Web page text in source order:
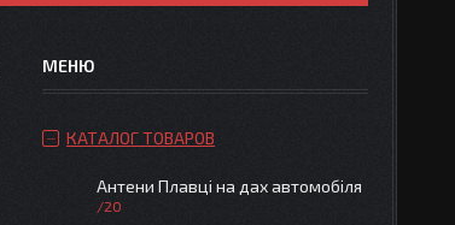
КАТАЛОГ ТОВАРОВ
Антени Плавці на дах автомобіля
20